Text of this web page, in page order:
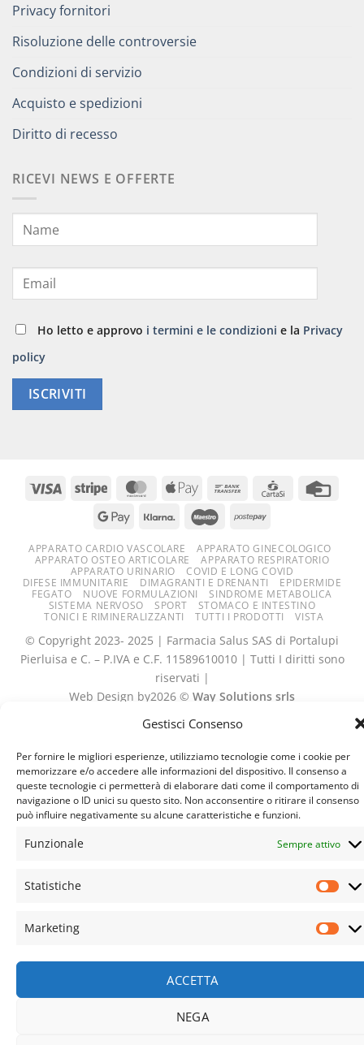
Gestisci Consenso
Per fornire le migliori esperienze, utilizziamo tecnologie come i cookie per
memorizzare e/o accedere alle informazioni del dispositivo. Il consenso a
queste tecnologie ci permetterà di elaborare dati come il comportamento di
navigazione o ID unici su questo sito. Non acconsentire o ritirare il consenso
può influire negativamente su alcune caratteristiche e funzioni.
Funzionale Sempre attivo
Statistiche
Marketing
ACCETTA
NEGA
Privacy fornitori
Risoluzione delle controversie
Condizioni di servizio
Acquisto e spedizioni
Diritto di recesso
RICEVI NEWS E OFFERTE
Ho letto e approvo i termini e le condizioni e la Privacy
policy
ISCRIVITI
APPARATO CARDIO VASCOLARE
APPARATO GINECOLOGICO
APPARATO OSTEO ARTICOLARE
APPARATO RESPIRATORIO
APPARATO URINARIO
COVID E LONG COVID
DIFESE IMMUNITARIE
DIMAGRANTI E DRENANTI
EPIDERMIDE
FEGATO
NUOVE FORMULAZIONI
SINDROME METABOLICA
SISTEMA NERVOSO
SPORT
STOMACO E INTESTINO
TONICI E RIMINERALIZZANTI
TUTTI I PRODOTTI VISTA
© Copyright 2023- 2025 | Farmacia Salus SAS di Portalupi
Pierluisa e C. – P.IVA e C.F. 11589610010 | Tutti I diritti sono
riservati |
Web Design by2026 © Way Solutions srls
Recedere dal contratto qui